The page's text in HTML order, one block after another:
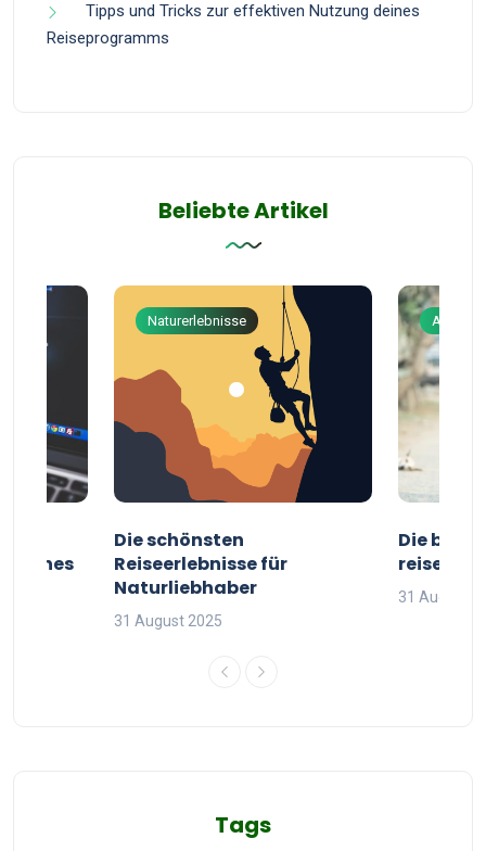
Tipps und Tricks zur effektiven Nutzung deines
Reiseprogramms
Beliebte Artikel
deines
Naturerlebnisse
Die schönsten
Reiseerlebnisse für
Naturliebhaber
31 August 2025
Die
reisende
31 August
Tags